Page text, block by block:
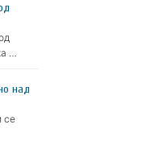
…
над
се